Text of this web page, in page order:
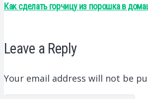
Как сделать горчицу из порошка в
Leave a Reply
Your email address will not be